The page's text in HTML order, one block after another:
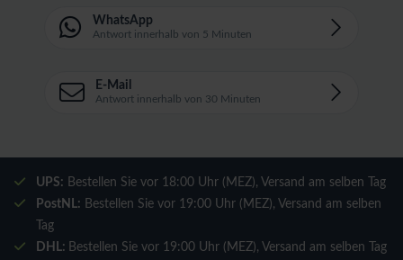
WhatsApp
Antwort innerhalb von 5 Minuten
E-Mail
Antwort innerhalb von 30 Minuten
UPS: Bestellen Sie vor 18:00 Uhr (MEZ), Versand am selben Tag
PostNL: Bestellen Sie vor 19:00 Uhr (MEZ), Versand am selben
Tag
DHL: Bestellen Sie vor 19:00 Uhr (MEZ), Versand am selben Tag